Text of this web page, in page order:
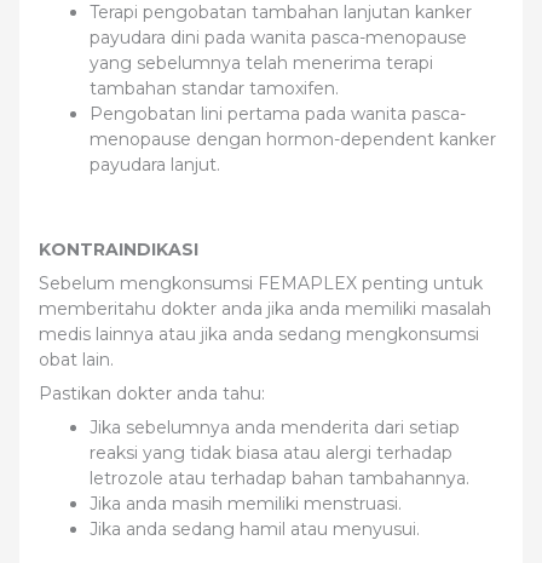
Terapi pengobatan tambahan lanjutan kanker
payudara dini pada wanita pasca-menopause
yang sebelumnya telah menerima terapi
tambahan standar tamoxifen.
Pengobatan lini pertama pada wanita pasca-
menopause dengan hormon-dependent kanker
payudara lanjut.
KONTRAINDIKASI
Sebelum mengkonsumsi FEMAPLEX penting untuk
memberitahu dokter anda jika anda memiliki masalah
medis lainnya atau jika anda sedang mengkonsumsi
obat lain.
Pastikan dokter anda tahu:
Jika sebelumnya anda menderita dari setiap
reaksi yang tidak biasa atau alergi terhadap
letrozole atau terhadap bahan tambahannya.
Jika anda masih memiliki menstruasi.
Jika anda sedang hamil atau menyusui.